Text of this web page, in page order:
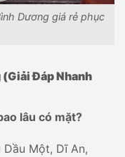
Dương giá rẻ phục
(Giải Đáp Nhanh
lâu có mặt?
Dầu Một, Dĩ An,